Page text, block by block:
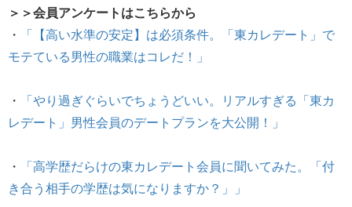
＞＞会員アンケートはこちらから
・
「【高い水準の安定】は必須条件。「東カレデート」で
モテている男性の職業はコレだ！」
・
「やり過ぎぐらいでちょうどいい。リアルすぎる「東カ
レデート」男性会員のデートプランを大公開！」
・
「高学歴だらけの東カレデート会員に聞いてみた。「付
き合う相手の学歴は気になりますか？」」